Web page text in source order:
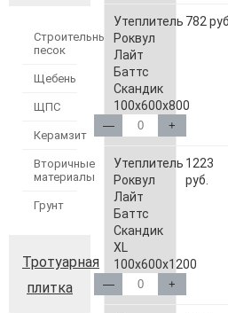
Строительный
песок
Щебень
ЩПС
Керамзит
Вторичные
материалы
Грунт
Тротуарная
плитка
Утеплитель
Роквул
Лайт
Баттс
Скандик
100х600х800
— +
782 руб.
Утеплитель
Роквул
Лайт
Баттс
Скандик
XL
100х600х1200
— +
1223
руб.